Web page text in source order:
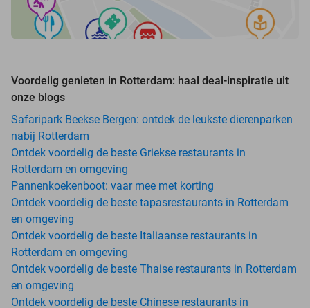
Voordelig genieten in Rotterdam: haal deal-inspiratie uit
onze blogs
Safaripark Beekse Bergen: ontdek de leukste dierenparken
nabij Rotterdam
Ontdek voordelig de beste Griekse restaurants in
Rotterdam en omgeving
Pannenkoekenboot: vaar mee met korting
Ontdek voordelig de beste tapasrestaurants in Rotterdam
en omgeving
Ontdek voordelig de beste Italiaanse restaurants in
Rotterdam en omgeving
Ontdek voordelig de beste Thaise restaurants in Rotterdam
en omgeving
Ontdek voordelig de beste Chinese restaurants in